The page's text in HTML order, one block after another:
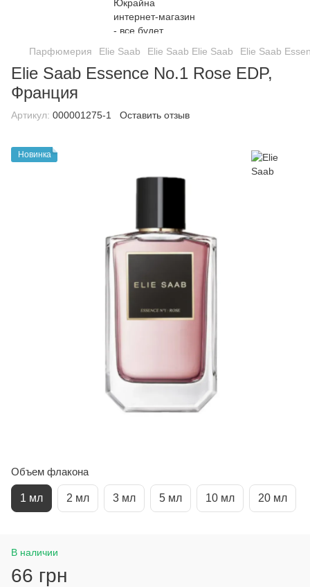
Парфюмерия Elie Saab Elie Saab Elie Saab Elie Saab
Elie Saab Essence No.1 Rose EDP,
Франция
Артикул: 000001275-1 Оставить отзыв
Новинка
Объем флакона
1 мл 2 мл 3 мл 5 мл 10 мл 20 мл
В наличии
66 грн